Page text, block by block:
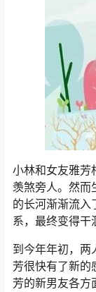
小林和女友雅芳
羡煞旁人。然而
的长河渐渐流入
系，最终变得干
到今年年初，两
芳很快有了新的
芳的新男友各方